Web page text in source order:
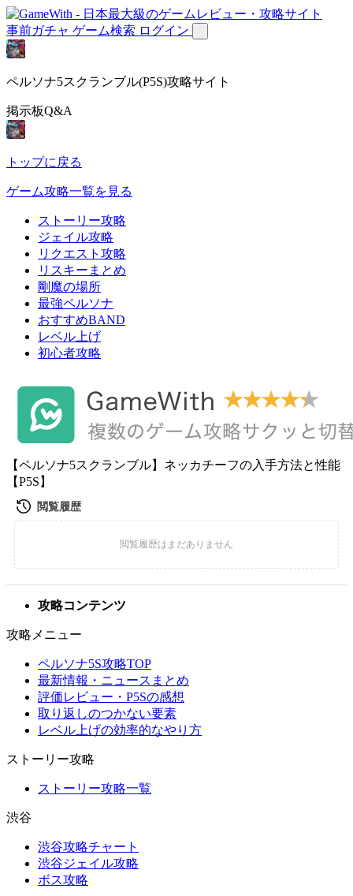
事前ガチャ ゲーム検索 ログイン
ペルソナ5スクランブル(P5S)攻略サイト
掲示板Q&A
トップに戻る
ゲーム攻略一覧を見る
ストーリー攻略
ジェイル攻略
リクエスト攻略
リスキーまとめ
剛魔の場所
最強ペルソナ
おすすめBAND
レベル上げ
初心者攻略
【ペルソナ5スクランブル】ネッカチーフの入手方法と性能
【P5S】
攻略コンテンツ
攻略メニュー
ペルソナ5S攻略TOP
最新情報・ニュースまとめ
評価レビュー・P5Sの感想
取り返しのつかない要素
レベル上げの効率的なやり方
ストーリー攻略
ストーリー攻略一覧
渋谷
渋谷攻略チャート
渋谷ジェイル攻略
ボス攻略